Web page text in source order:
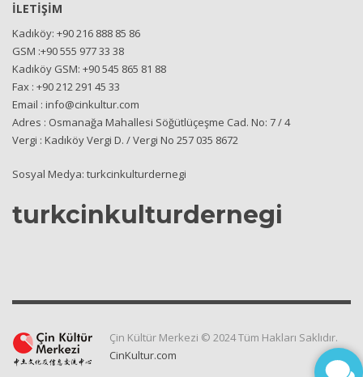
İLETİŞİM
Kadıköy: +90 216 888 85 86
GSM :+90 555 977 33 38
Kadıköy GSM: +90 545 865 81 88
Fax : +90 212 291 45 33
Email : info@cinkultur.com
Adres : Osmanağa Mahallesi Söğütlüçeşme Cad. No: 7 / 4
Vergi : Kadıköy Vergi D. / Vergi No 257 035 8672
Sosyal Medya: turkcinkulturdernegi
turkcinkulturdernegi
Çin Kültür Merkezi © 2024 Tüm Hakları Saklıdır.
CinKultur.com